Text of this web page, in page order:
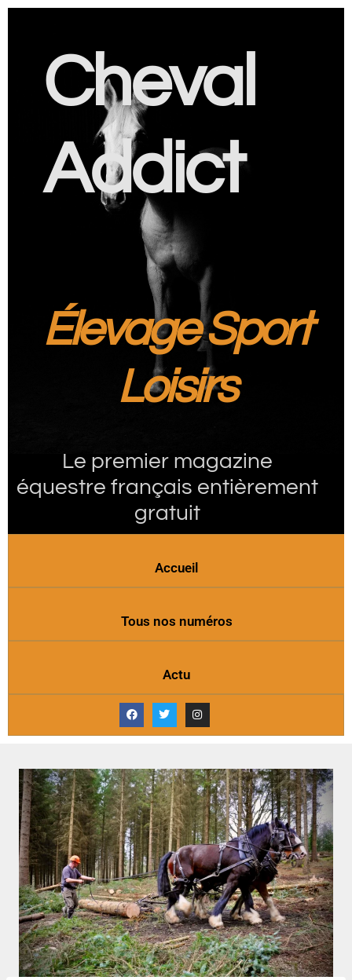
Cheval
Addict
Élevage Sport
Loisirs
Le premier magazine
équestre français entièrement
gratuit
Accueil
Tous nos numéros
Actu